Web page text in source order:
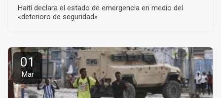
Haití declara el estado de emergencia en medio del
«deterioro de seguridad»
01
Mar